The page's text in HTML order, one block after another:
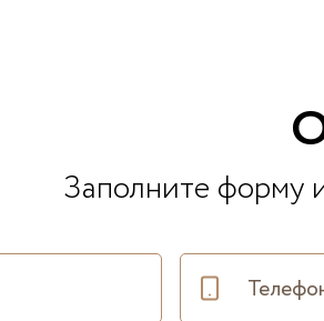
Заполните форму